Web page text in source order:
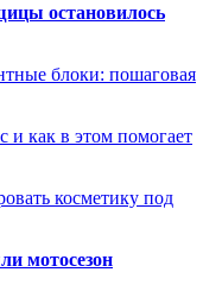
остановилось
блоки: пошаговая
и как в этом помогает
косметику под
мотосезон